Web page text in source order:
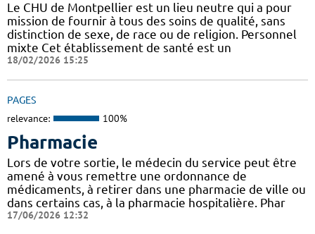
Le CHU de Montpellier est un lieu neutre qui a pour
mission de fournir à tous des soins de qualité, sans
distinction de sexe, de race ou de religion. Personnel
mixte Cet établissement de santé est un
18/02/2026 15:25
PAGES
relevance: 100%
Pharmacie
Lors de votre sortie, le médecin du service peut être
amené à vous remettre une ordonnance de
médicaments, à retirer dans une pharmacie de ville ou
dans certains cas, à la pharmacie hospitalière. Phar
17/06/2026 12:32